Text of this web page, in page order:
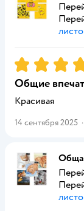
Рейтинг:5
Общие
Красивая
14 сентября 2025 ·